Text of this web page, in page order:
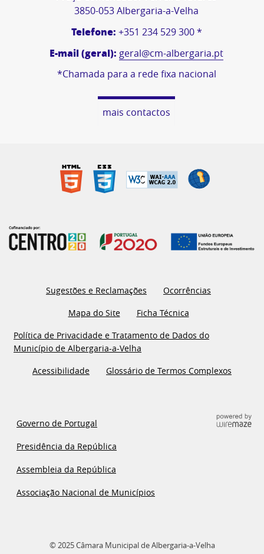
3850-053 Albergaria-a-Velha
Telefone: +351 234 529 300 *
E-mail (geral): geral@cm-albergaria.pt
*Chamada para a rede fixa nacional
mais contactos
Sugestões e Reclamações
Ocorrências
Mapa do Site
Ficha Técnica
Política de Privacidade e Tratamento de Dados do
Município de Albergaria-a-Velha
Acessibilidade
Glossário de Termos Complexos
Governo de Portugal
Presidência da República
Assembleia da República
Associação Nacional de Municípios
© 2025 Câmara Municipal de Albergaria-a-Velha